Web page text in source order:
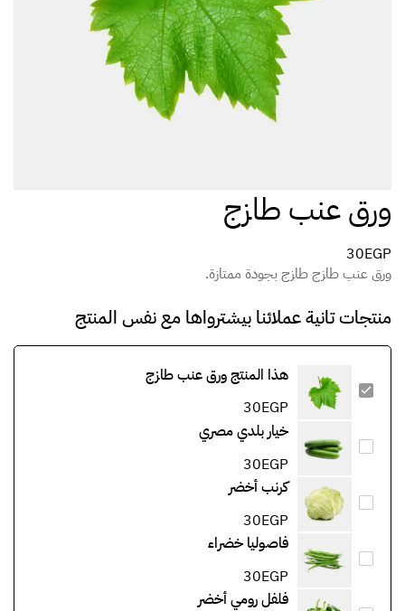
ورق عنب طازج
30EGP
ورق عنب طازج طازج بجودة ممتازة.
منتجات تانية عملائنا بيشترواها مع نفس المنتج
هذا المنتجورق عنب طازج
30EGP
خيار بلدي مصري
30EGP
كرنب أخضر
30EGP
فاصوليا خضراء
30EGP
فلفل رومي أخضر